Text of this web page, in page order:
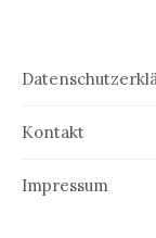
Kontakt
Impressum